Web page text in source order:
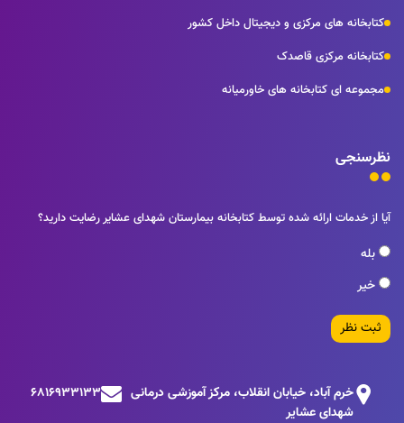
کتابخانه های مرکزی و دیجیتال داخل کشور
کتابخانه مرکزی قاصدک
مجموعه ای کتابخانه های خاورمیانه
نظرسنجی
آیا از خدمات ارائه شده توسط کتابخانه بیمارستان شهدای عشایر رضایت دارید؟
بله
خیر
ثبت نظر
خرم آباد، خیابان انقلاب، مرکز آموزشی درمانی
شهدای عشایر
6816933133